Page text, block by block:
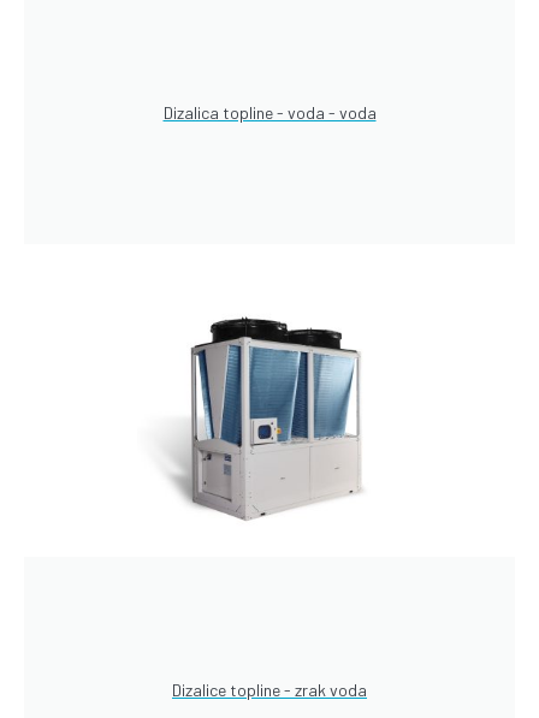
Dizalica topline - voda - voda
Dizalice topline - zrak voda